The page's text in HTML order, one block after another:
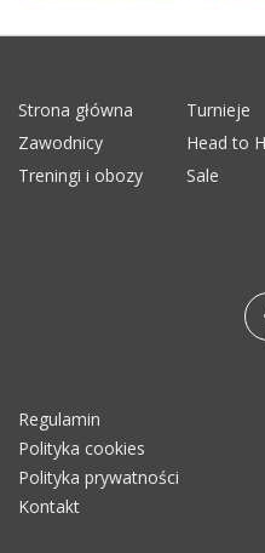
Strona główna Turnieje
Zawodnicy
Head to
Treningi i obozy
Sale
Regulamin
Polityka cookies
Polityka prywatności
Kontakt